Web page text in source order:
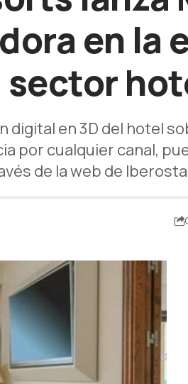
en la
sector
en 3D del hotel
por cualquier canal,
de la web de